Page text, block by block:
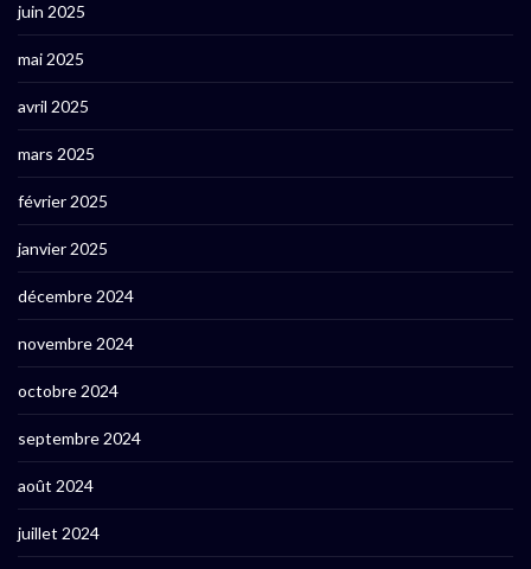
juin 2025
mai 2025
avril 2025
mars 2025
février 2025
janvier 2025
décembre 2024
novembre 2024
octobre 2024
septembre 2024
août 2024
juillet 2024